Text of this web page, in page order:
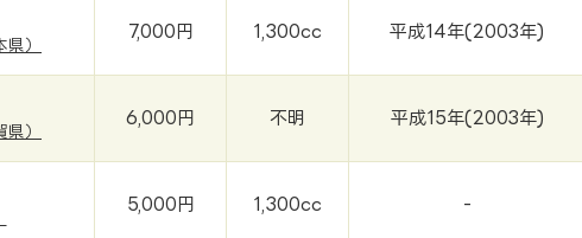
）
7,000円 1,300cc 平成14年(2003年)
）
6,000円 不明 平成15年(2003年)
5,000円 1,300cc -